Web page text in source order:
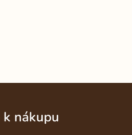
nákupu